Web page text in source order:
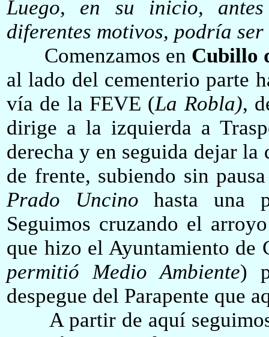
Luego, en su inicio,
diferentes motivos, podría ser
Comenzamos en Cubillo
al lado del cementerio parte
vía de la FEVE (La Robla),
dirige a la izquierda a
derecha y en seguida dejar
de frente, subiendo sin
Prado Uncino hasta una
Seguimos cruzando el
que hizo el Ayuntamiento de
permitióMedio Ambiente)
despegue del Parapente que
A partir de aquí